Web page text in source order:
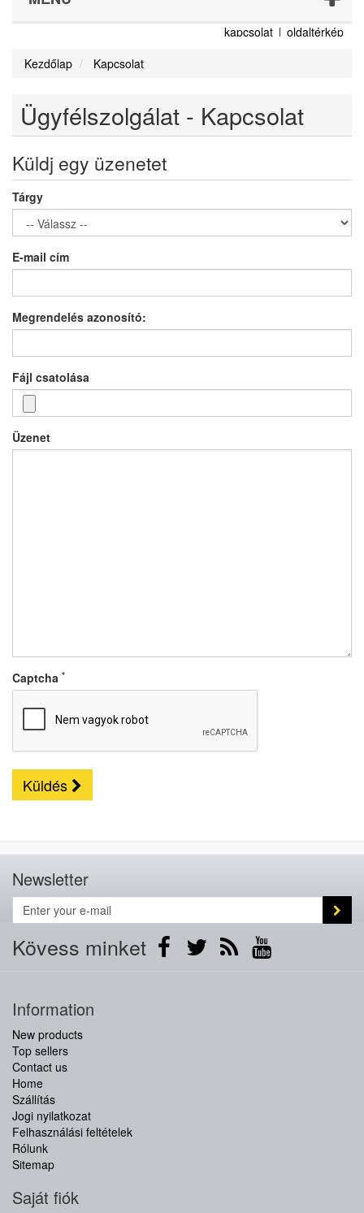
kapcsolat
oldaltérkép
Kezdőlap
Kapcsolat
Ügyfélszolgálat - Kapcsolat
Küldj egy üzenetet
Tárgy
E-mail cím
Megrendelés azonosító:
Fájl csatolása
Üzenet
Captcha *
Küldés
Newsletter
Kövess minket
Information
New products
Top sellers
Contact us
Home
Szállítás
Jogi nyilatkozat
Felhasználási feltételek
Rólunk
Sitemap
Saját fiók